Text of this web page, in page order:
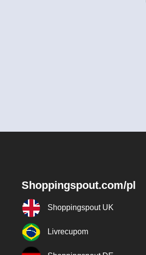
Shoppingspout.com/pl
Shoppingspout UK
Livrecupom